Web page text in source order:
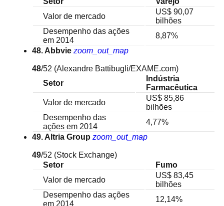
Valor de mercado
US$ 90,07
bilhões
Desempenho das ações
em 2014
8,87%
48. Abbvie zoom_out_map
48/52 (Alexandre Battibugli/EXAME.com)
Setor
Indústria
Farmacêutica
Valor de mercado
US$ 85,86
bilhões
Desempenho das
ações em 2014
4,77%
49. Altria Group zoom_out_map
49/52 (Stock Exchange)
Setor
Fumo
Valor de mercado
US$ 83,45
bilhões
Desempenho das ações
em 2014
12,14%